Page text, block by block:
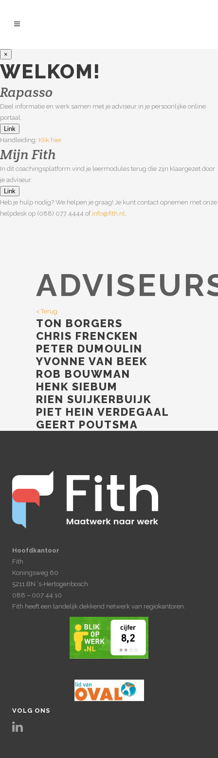
×
WELKOM!
Rapasso
Deel informatie en werk samen met je adviseur in je persoonlijke online
portaal.
Link
Handleiding: Klik hier
Mijn Fith
In dit coachingsplatform vind je leermodules terug die zijn klaargezet door
je adviseur.
Link
Heb je hulp nodig? We helpen je graag! Je kunt contact opnemen met onze
helpdesk op (088) 077 4444 of info@fith.nl.
< Terug
TON BORGERS
CHRIS FRENCKEN
PETER DUMOULIN
YVONNE VAN BEEK
ROB BOUWMAN
HENK SIEBUM
RIEN SUIJKERBUIJK
PIET HEIN VERDEGAAL
GEERT POUTSMA
Hoofdkantoor
Fith
Koningsweg 60
5211 BN ‘s-Hertogenbosch
088 – 007 44 10
Fith heeft een landelijk dekkend netwerk van regiokantoren.
VOLG ONS